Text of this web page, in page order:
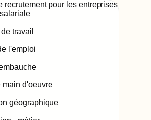
recrutement pour les entreprises
travail
l'emploi
main d'oeuvre
géographique